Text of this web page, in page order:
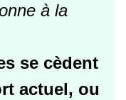
à la
se cèdent
actuel, ou